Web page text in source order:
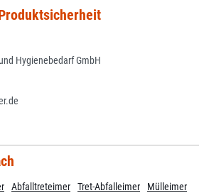
Hygienebedarf GmbH
Abfalltreteimer Tret-Abfalleimer
Mülleimer